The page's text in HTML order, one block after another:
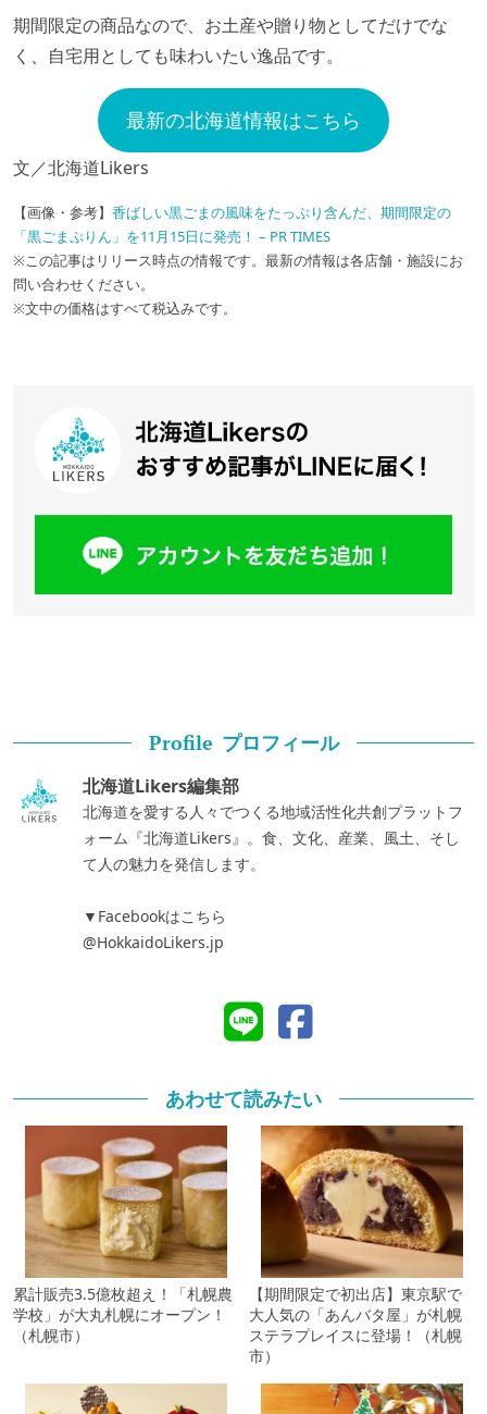
期間限定の商品なので、お土産や贈り物としてだけでな
く、自宅用としても味わいたい逸品です。
最新の北海道情報はこちら
文／北海道Likers
【画像・参考】 香ばしい黒ごまの風味をたっぷり含んだ、期間限定の
「黒ごまぷりん」を11月15日に発売！ – PR TIMES
※この記事はリリース時点の情報です。最新の情報は各店舗・施設にお
問い合わせください。
※文中の価格はすべて税込みです。
Profile プロフィール
北海道Likers編集部
北海道を愛する人々でつくる地域活性化共創プラットフ
ォーム『北海道Likers』。食、文化、産業、風土、そし
て人の魅力を発信します。
▼Facebookはこちら
@HokkaidoLikers.jp
あわせて読みたい
累計販売3.5億枚超え！「札幌農
学校」が大丸札幌にオープン！
（札幌市）
【期間限定で初出店】東京駅で
大人気の「あんバタ屋」が札幌
ステラプレイスに登場！（札幌
市）